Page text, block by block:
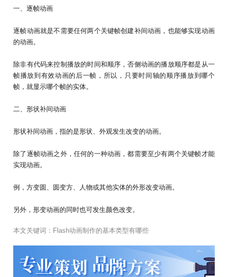
一、逐帧动画
逐帧动画就是不需要任何两个关键帧创建补间动画，也能够实现动画
的动画。
除非有代码来控制播放的时间和顺序，否侧动画的播放顺序都是从一
帧播放到有效动画的后一帧，所以，只要时间轴的顺序播放到哪个
帧，就显示哪个帧的实体。
二、形状补间动画
形状补间动画，指的是形状、外观发生改变的动画。
除了逐帧动画之外，任何的一种动画，都需要至少有两个关键帧才能
实现动画。
例，方变圆、圆变方、人物或其他实体的外形改变动画。
另外，形变动画的同时也可发生颜色改变。
本文关键词： Flash动画制作的基本类型有哪些